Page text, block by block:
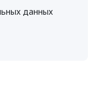
данных